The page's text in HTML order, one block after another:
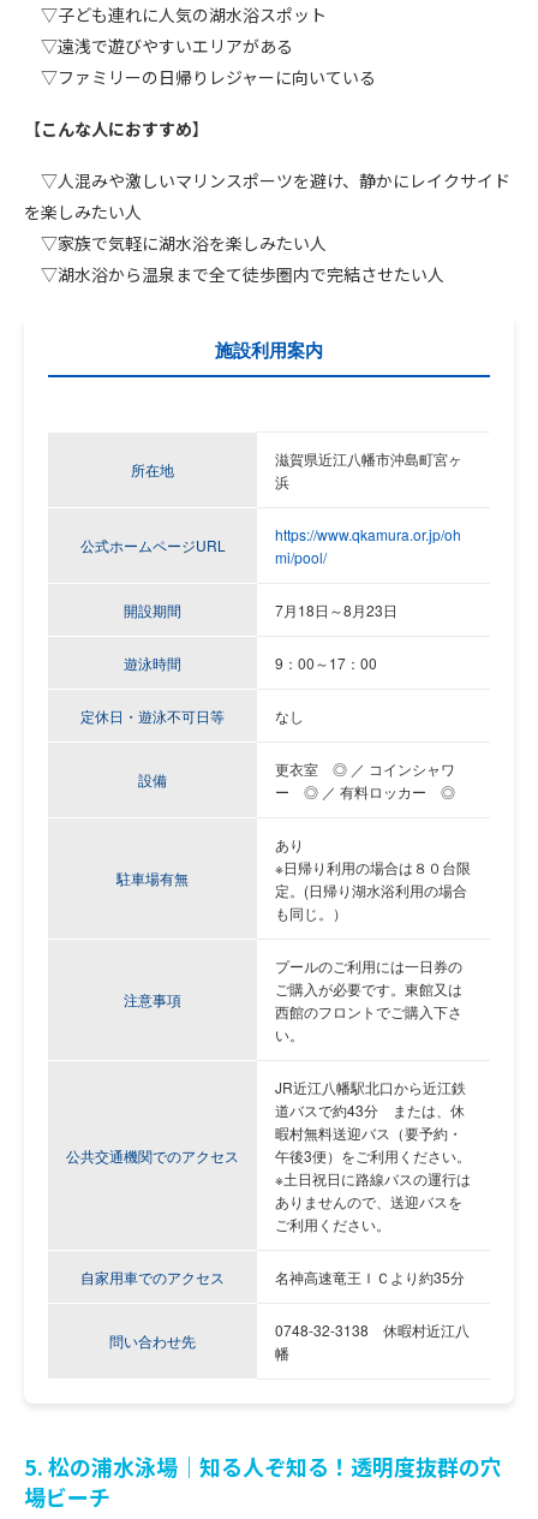
▽子ども連れに人気の湖水浴スポット
▽遠浅で遊びやすいエリアがある
▽ファミリーの日帰りレジャーに向いている
【こんな人におすすめ】
▽人混みや激しいマリンスポーツを避け、静かにレイクサイド
を楽しみたい人
▽家族で気軽に湖水浴を楽しみたい人
▽湖水浴から温泉まで全て徒歩圏内で完結させたい人
施設利用案内
所在地
滋賀県近江八幡市沖島町宮ヶ
浜
公式ホームページURL
https://www.qkamura.or.jp/oh
mi/pool/
開設期間 7月18日～8月23日
遊泳時間 9：00～17：00
定休日・遊泳不可日等 なし
設備
更衣室 ◎ ／ コインシャワ
ー ◎ ／ 有料ロッカー ◎
駐車場有無
あり
※日帰り利用の場合は８０台限
定。(日帰り湖水浴利用の場合
も同じ。）
注意事項
プールのご利用には一日券の
ご購入が必要です。 東館又は
西館のフロントでご購入下さ
い。
公共交通機関でのアクセス
JR近江八幡駅北口から近江鉄
道バスで約43分
または、休
暇村無料送迎バス（要予約・
午後3便）をご利用ください。
※土日祝日に路線バスの運行は
ありませんので、送迎バスを
ご利用ください。
自家用車でのアクセス 名神高速竜王ＩＣより約35分
問い合わせ先
0748-32-3138 休暇村近江八
幡
5. 松の浦水泳場｜知る人ぞ知る！透明度抜群の穴
場ビーチ